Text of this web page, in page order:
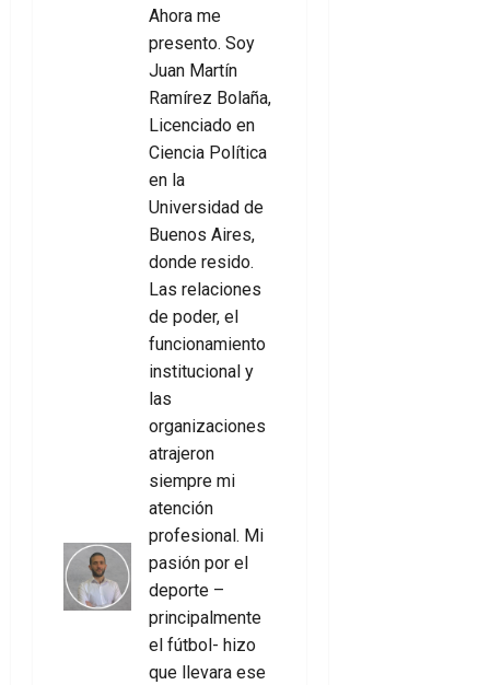
Ahora me
presento. Soy
Juan Martín
Ramírez Bolaña,
Licenciado en
Ciencia Política
en la
Universidad de
Buenos Aires,
donde resido.
Las relaciones
de poder, el
funcionamiento
institucional y
las
organizaciones
atrajeron
siempre mi
atención
profesional. Mi
pasión por el
deporte –
principalmente
el fútbol- hizo
que llevara ese